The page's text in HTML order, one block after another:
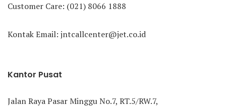
Customer Care: (021) 8066 1888
Kontak Email: jntcallcenter@jet.co.id
Kantor Pusat
Jalan Raya Pasar Minggu No.7, RT.5/RW.7,